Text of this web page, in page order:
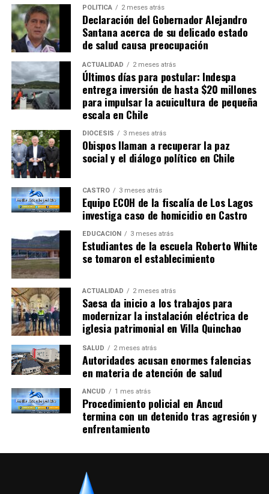
POLÍTICA 2 meses atrás
Declaración del Gobernador Alejandro
Santana acerca de su delicado estado
de salud causa preocupación
ACTUALIDAD 2 meses atrás
Últimos días para postular: Indespa
entrega inversión de hasta $20 millones
para impulsar la acuicultura de pequeña
escala en Chile
DIÓCESIS 3 meses atrás
Obispos llaman a recuperar la paz
social y el diálogo político en Chile
CASTRO 3 meses atrás
Equipo ECOH de la fiscalía de Los Lagos
investiga caso de homicidio en Castro
EDUCACIÓN 3 meses atrás
Estudiantes de la escuela Roberto White
se tomaron el establecimiento
ACTUALIDAD 2 meses atrás
Saesa da inicio a los trabajos para
modernizar la instalación eléctrica de
iglesia patrimonial en Villa Quinchao
SALUD 2 meses atrás
Autoridades acusan enormes falencias
en materia de atención de salud
ANCUD 1 mes atrás
Procedimiento policial en Ancud
termina con un detenido tras agresión y
enfrentamiento